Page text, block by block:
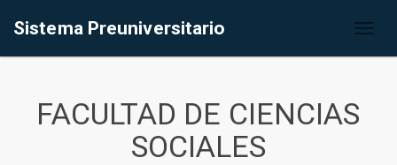
Sistema Preuniversitario
FACULTAD DE CIENCIAS
SOCIALES